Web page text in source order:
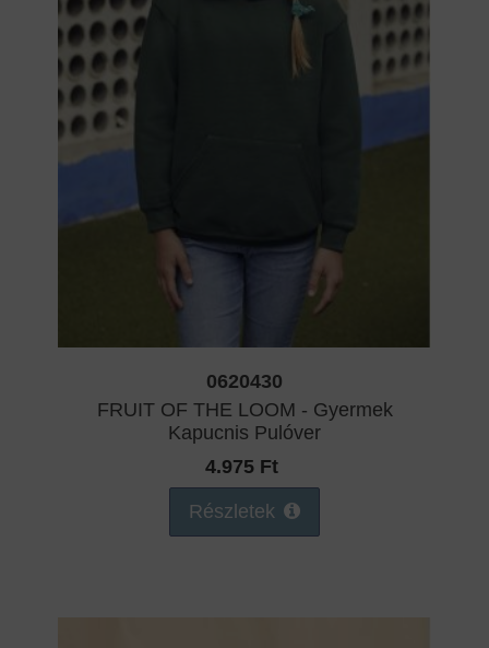
0620430
FRUIT OF THE LOOM - Gyermek
Kapucnis Pulóver
4.975 Ft
Részletek